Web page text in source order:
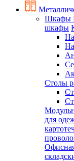
Шкафы
шкафы
Столы
для